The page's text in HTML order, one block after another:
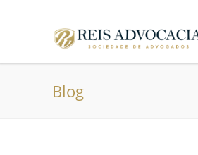
Blog